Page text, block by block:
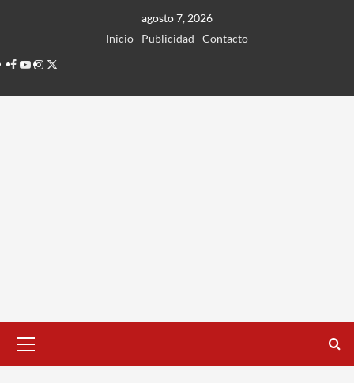
agosto 7, 2026
Inicio
Publicidad
Contacto
Facebook
Youtube
Instagram
Twitter
principal